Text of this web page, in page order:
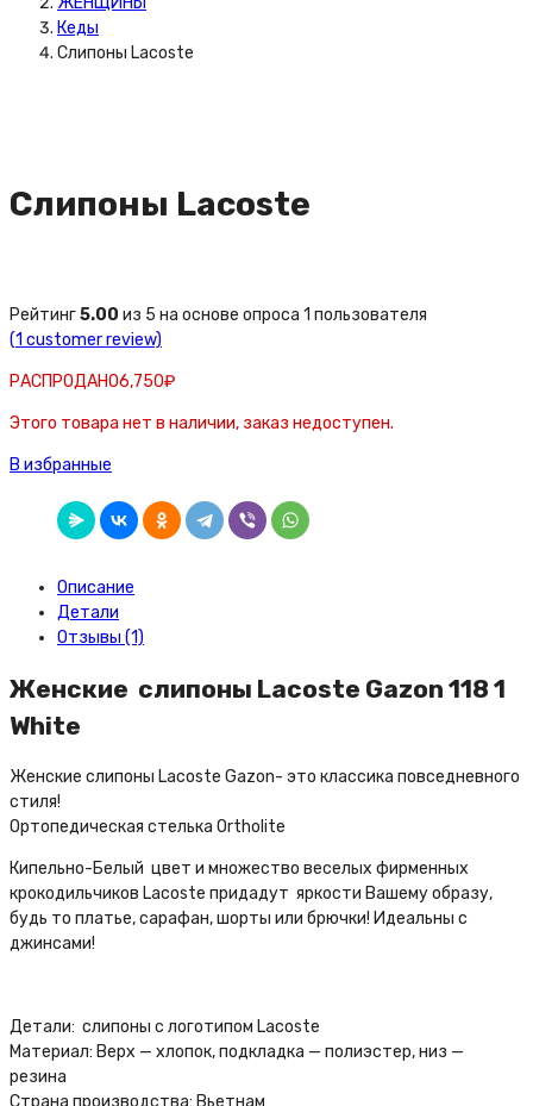
Кеды
Слипоны Lacoste
Слипоны Lacoste
Рейтинг5.00 из 5 на основе опроса 1 пользователя
(1 customer review)
РАСПРОДАНО6,750₽
Этого товара нет в наличии, заказ недоступен.
В избранные
Описание
Детали
Отзывы (1)
Женские слипоны Lacoste Gazon 118 1
White
Женские слипоны Lacoste Gazon- это классика повседневного
стиля!
Ортопедическая стелька Ortholite
Кипельно-Белый цвет и множество веселых фирменных
крокодильчиков Lacoste придадут яркости Вашему образу,
будь то платье, сарафан, шорты или брючки! Идеальны с
джинсами!
Детали: слипоны с логотипом Lacoste
Материал: Верх — хлопок, подкладка — полиэстер, низ —
резина